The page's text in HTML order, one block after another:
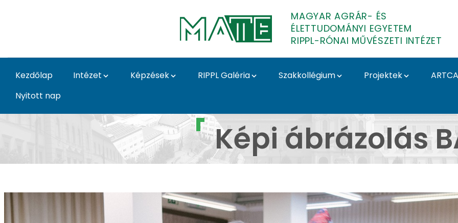
MAGYAR AGRÁR- ÉS
ÉLETTUDOMÁNYI EGYETEM
RIPPL-RÓNAI MŰVÉSZETI INTÉZET
Kezdőlap Intézet Képzések RIPPL Galéria Szakkollégium Projektek
Nyitott nap
Képi ábrázolás galéria - Képi ábrázolás BA
Képi ábrázolás